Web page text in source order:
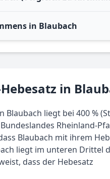
in Blaubach
in
liegt bei 400 %
Rheinland-
Blaubach mit ihrem
liegt im unteren Drittel
dass der Hebesatz